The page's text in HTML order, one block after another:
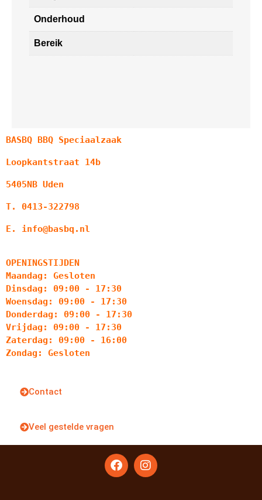
Onderhoud
Bereik
BASBQ BBQ Speciaalzaak
Loopkantstraat 14b
5405NB Uden
T. 0413-322798
E. info@basbq.nl
OPENINGSTIJDEN
Maandag: Gesloten
Dinsdag: 09:00 - 17:30
Woensdag: 09:00 - 17:30
Donderdag: 09:00 - 17:30
Vrijdag: 09:00 - 17:30
Zaterdag: 09:00 - 16:00
Zondag: Gesloten
Contact
Veel gestelde vragen